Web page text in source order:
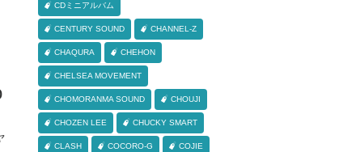
CDミニアルバム
CENTURY SOUND CHANNEL-Z
CHAQURA CHEHON
CHELSEA MOVEMENT
CHOMORANMA SOUND CHOUJI
CHOZEN LEE CHUCKY SMART
CLASH COCORO-G COJIE